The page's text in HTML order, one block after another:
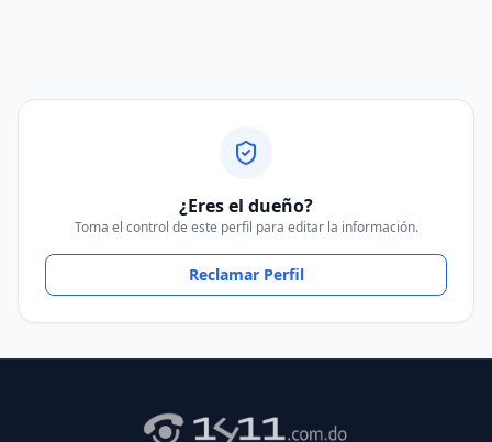
¿Eres el dueño?
Toma el control de este perfil para editar la información.
Reclamar Perfil